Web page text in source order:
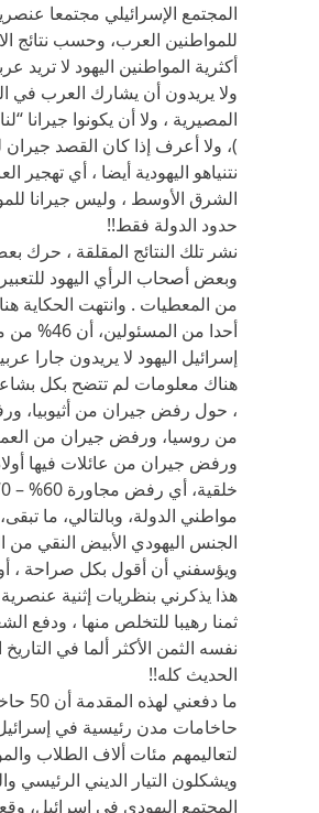
المجتمع الإسرائيلي مجتمعا
للمواطنين العرب، وحسب نتائج
أكثرية المواطنين اليهود لا تريد
ولا يريدون أن يشارك العرب في
المصيرية ، ولا أن يكونوا جيرانا
)، ولا أعرف إذا كان القصد جيران
نتنياهو اليهودية أيضا ، أي
الشرق الأوسط ، وليس جيرانا
حدود الدولة فقط!!
نشر تلك النتائج المقلقة ، حرك
وبعض أصحاب الرأي اليهود
من المعطيات . وانتهت الحكاية
أحدا من
إسرائيل اليهود لا يريدون جارا
هناك معلومات لم تتضح بكل
، حول رفض جيران من أثيوبيا،
من روسيا، ورفض جيران من
ورفض جيران من عائلات فيها
مواطني الدولة، وبالتالي، ما
الجنس اليهودي الأبيض النقي من
ويؤسفني أن أقول بكل صراحة ،
هذا يذكرني بنظريات إثنية
ثمنا رهيبا للتخلص منها ، ودفع
نفسه الثمن الأكثر ألما في
الحديث كله!!
ما دفعني
حاخامات مدن رئيسية في
لتعاليمهم مئات ألاف الطلاب
ويشكلون التيار الديني الرئيسي
المجتمع اليهودي في إسرائيل،